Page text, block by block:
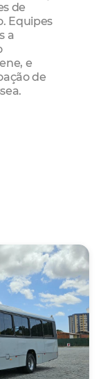
de
Equipes
a
e
de